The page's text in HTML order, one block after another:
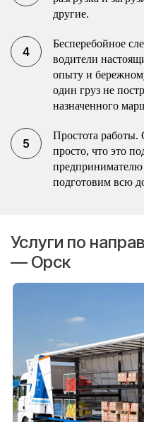
другие.
Бесперебойное
водители
опыту и
один груз не
назначенного
Простота работы.
просто, что это
подготовим всю
Услуги по
— Орск